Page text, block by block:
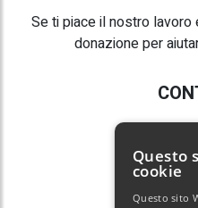
Se ti piace il nostro
donazione per
E-mail:
Questo
cookie
Questo sito